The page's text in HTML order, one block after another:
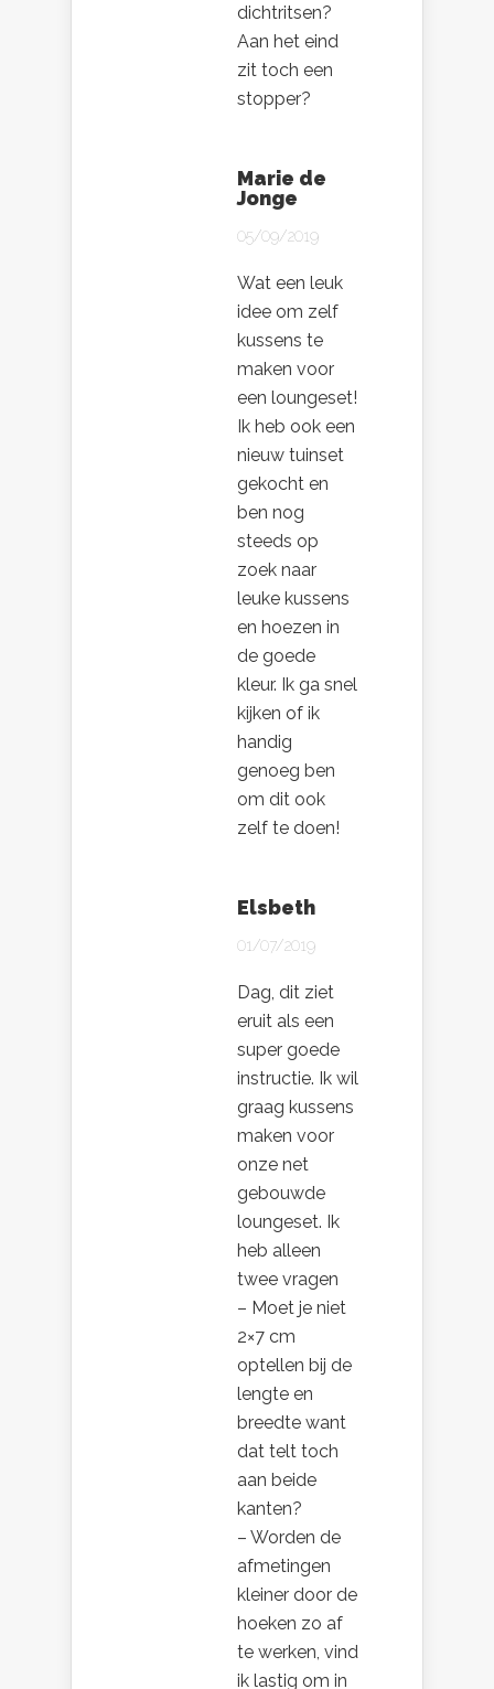
dichtritsen?
Aan het eind
zit toch een
stopper?
Marie de
Jonge
05/09/2019
Wat een leuk
idee om zelf
kussens te
maken voor
een loungeset!
Ik heb ook een
nieuw tuinset
gekocht en
ben nog
steeds op
zoek naar
leuke kussens
en hoezen in
de goede
kleur. Ik ga snel
kijken of ik
handig
genoeg ben
om dit ook
zelf te doen!
Elsbeth
01/07/2019
Dag, dit ziet
eruit als een
super goede
instructie. Ik wil
graag kussens
maken voor
onze net
gebouwde
loungeset. Ik
heb alleen
twee vragen
– Moet je niet
2×7 cm
optellen bij de
lengte en
breedte want
dat telt toch
aan beide
kanten?
– Worden de
afmetingen
kleiner door de
hoeken zo af
te werken, vind
ik lastig om in